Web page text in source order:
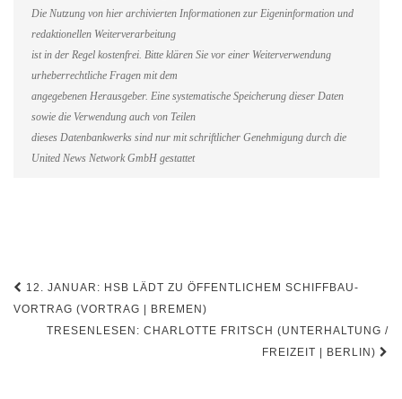
Die Nutzung von hier archivierten Informationen zur Eigeninformation und
redaktionellen Weiterverarbeitung
ist in der Regel kostenfrei. Bitte klären Sie vor einer Weiterverwendung
urheberrechtliche Fragen mit dem
angegebenen Herausgeber. Eine systematische Speicherung dieser Daten
sowie die Verwendung auch von Teilen
dieses Datenbankwerks sind nur mit schriftlicher Genehmigung durch die
United News Network GmbH gestattet
Beitragsnavigation
12. JANUAR: HSB LÄDT ZU ÖFFENTLICHEM SCHIFFBAU-
VORTRAG (VORTRAG | BREMEN)
TRESENLESEN: CHARLOTTE FRITSCH (UNTERHALTUNG /
FREIZEIT | BERLIN)